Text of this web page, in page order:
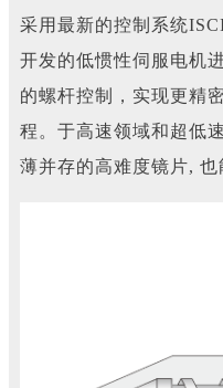
采用最新的控制系统
开发的低惯性伺服电机
的螺杆控制，实现更精
程。于高速领域和超低
薄并存的高难度镜片, 也